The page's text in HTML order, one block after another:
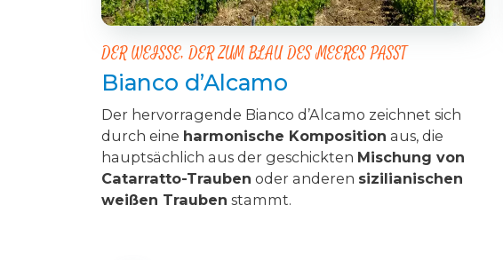
DER WEISSE, DER ZUM BLAU DES MEERES PASST
Bianco d’Alcamo
Der hervorragende Bianco d’Alcamo zeichnet sich
durch eine harmonische Komposition aus, die
hauptsächlich aus der geschickten Mischung von
Catarratto-Trauben oder anderen sizilianischen
weißen Trauben stammt.